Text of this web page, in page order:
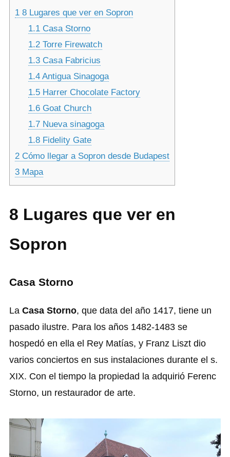
1 8 Lugares que ver en Sopron
1.1Casa Storno
1.2Torre Firewatch
1.3Casa Fabricius
1.4Antigua Sinagoga
1.5Harrer Chocolate Factory
1.6Goat Church
1.7Nueva sinagoga
1.8Fidelity Gate
2 Cómo llegar a Sopron desde Budapest
3 Mapa
8 Lugares que ver en
Sopron
Casa Storno
La Casa Storno, que data del año 1417, tiene un
pasado ilustre. Para los años 1482-1483 se
hospedó en ella el Rey Matías, y Franz Liszt dio
varios conciertos en sus instalaciones durante el s.
XIX. Con el tiempo la propiedad la adquirió Ferenc
Storno, un restaurador de arte.